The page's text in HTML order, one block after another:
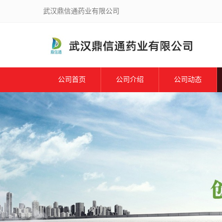
武汉鼎信通药业有限公司
公司首页 公司介绍 公司动态